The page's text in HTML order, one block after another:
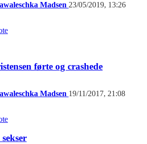
Madsen 23/05/2019, 13:26
førte og crashede
Madsen 19/11/2017, 21:08